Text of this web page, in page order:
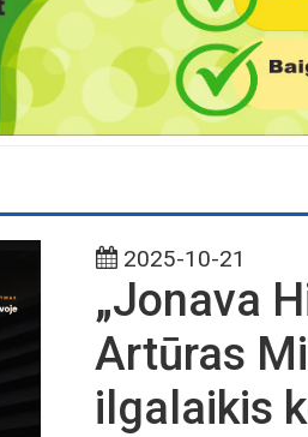
2025-10-21
„Jonava
Artūras
ilgalaikis